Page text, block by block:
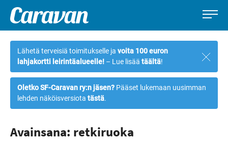
suoraan
sisältöön
Caravan-
lehti
Leirintämatkailun
erikoislehti
Lähetä terveisiä toimitukselle ja voita 100 euron
lahjakortti leirintäalueelle! – Lue lisää täältä!
Sulje
Oletko SF-Caravan ry:n jäsen? Pääset lukemaan uusimman
lehden näköisversiota tästä.
Avainsana: retkiruoka